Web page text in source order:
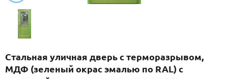
С реечным дизайном (29)
ПО НАЗНАЧЕНИЮ
ПО КОНСТРУКЦИИ
Стальная уличная дверь с терморазрывом,
МДФ (зеленый окрас эмалью по RAL) с